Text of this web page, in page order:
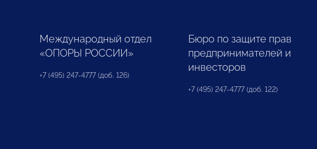
Международный отдел
«ОПОРЫ РОССИИ»
+7 (495) 247-4777 (доб. 126)
Бюро по защите прав
предпринимателей и
инвесторов
+7 (495) 247-4777 (доб. 122)